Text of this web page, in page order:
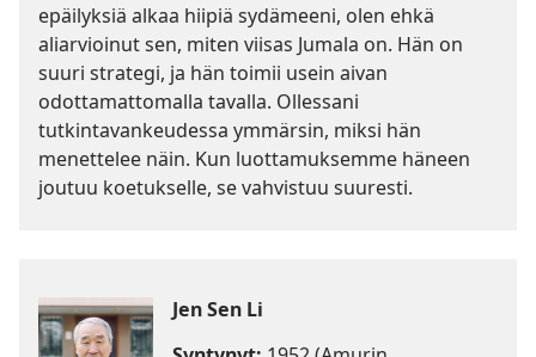
epäilyksiä alkaa hiipiä sydämeeni, olen ehkä
aliarvioinut sen, miten viisas Jumala on. Hän on
suuri strategi, ja hän toimii usein aivan
odottamattomalla tavalla. Ollessani
tutkintavankeudessa ymmärsin, miksi hän
menettelee näin. Kun luottamuksemme häneen
joutuu koetukselle, se vahvistuu suuresti.
Jen Sen Li